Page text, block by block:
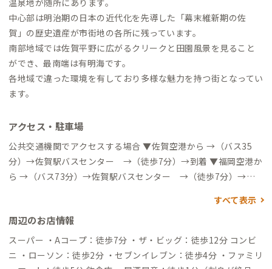
中心部は明治期の日本の近代化を先導した「幕末維新期の佐
賀」の歴史遺産が市街地の各所に残っています。
南部地域では佐賀平野に広がるクリークと田園風景を見ること
ができ、最南端は有明海です。
各地域で違った環境を有しており多様な魅力を持つ街となってい
ます。
アクセス・駐車場
公共交通機関でアクセスする場合 ▼佐賀空港から →（バス35
分）→佐賀駅バスセンター →（徒歩7分）→到着 ▼福岡空港か
ら →（バス73分）→佐賀駅バスセンター →（徒歩7分）→到
（一般道10分＆高速道40分）→佐賀大和IC →（一般道20分）
→到着 ▼長崎駅から →（一般道10分＆高速道80分）→佐賀大和
IC →（一般道20分）→到着 ▼熊本駅から →（一般道15分＆高
すべて表示
周辺のお店情報
スーパー ・Aコープ：徒歩7分 ・ザ・ビッグ：徒歩12分 コンビ
ニ ・ローソン：徒歩2分 ・セブンイレブン：徒歩4分 ・ファミリ